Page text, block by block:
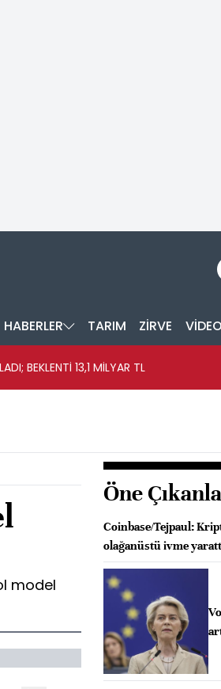
HABERLER TARIM ZİRVE VİDEO
BEKLENTİ 13,1 MİLYAR TL
model
Öne
Coinbase/Tejpaul:
olağanüstü ivme